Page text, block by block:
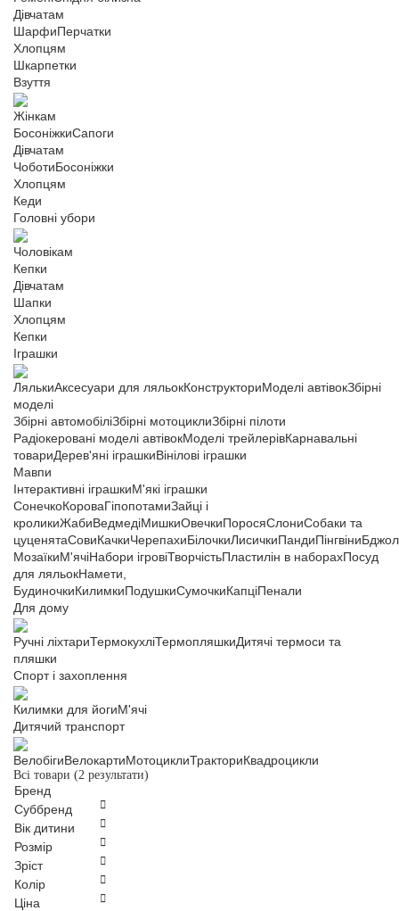
Дівчатам
ШарфиПерчатки
Хлопцям
Шкарпетки
Взуття
Жінкам
БосоніжкиСапоги
Дівчатам
ЧоботиБосоніжки
Хлопцям
Кеди
Головні убори
Чоловікам
Кепки
Дівчатам
Шапки
Хлопцям
Кепки
Іграшки
ЛялькиАксесуари для ляльокКонструкториМоделі автівокЗбірні
моделі
Збірні автомобіліЗбірні мотоциклиЗбірні пілоти
Радіокеровані моделі автівокМоделі трейлерівКарнавальні
товариДерев'яні іграшкиВінілові іграшки
Мавпи
Інтерактивні іграшкиМ'які іграшки
СонечкоКороваГіпопотамиЗайці і
кроликиЖабиВедмедіМишкиОвечкиПоросяСлониСобаки та
цуценятаСовиКачкиЧерепахиБілочкиЛисичкиПандиПінгвіни
МозаїкиМ'ячіНабори ігровіТворчістьПластилін в наборахПосуд
для ляльокНамети,
БудиночкиКилимкиПодушкиСумочкиКапціПенали
Для дому
Ручні ліхтариТермокухліТермопляшкиДитячі термоси та
пляшки
Спорт і захоплення
Килимки для йогиМ'ячі
Дитячий транспорт
ВелобігиВелокартиМотоциклиТракториКвадроцикли
Всі товари (2 результати)
Бренд
Суббренд
Вік дитини
Розмір
Зріст
Колір
Ціна